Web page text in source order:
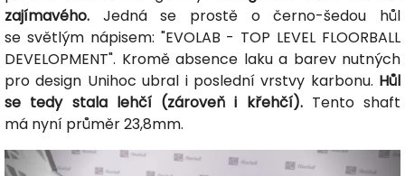
zajímavého. Jedná se prostě o černo-šedou hůl
se světlým nápisem: "EVOLAB - TOP LEVEL FLOORBALL
DEVELOPMENT". Kromě absence laku a barev nutných
pro design Unihoc ubral i poslední vrstvy karbonu. Hůl
se tedy stala lehčí (zároveň i křehčí).Tento shaft
má nyní průměr 23,8mm.